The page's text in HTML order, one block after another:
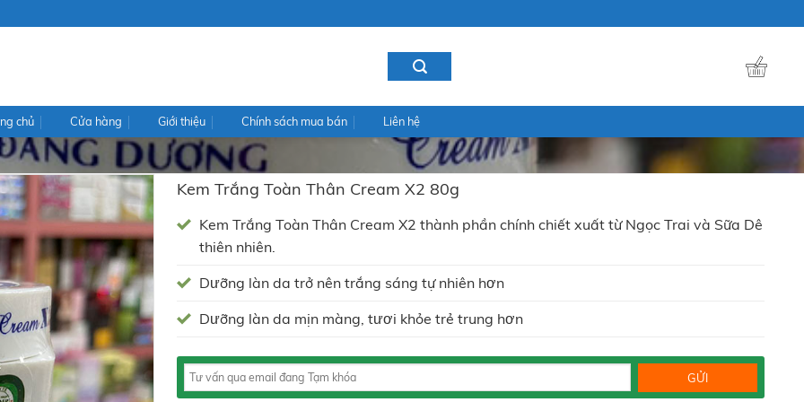
chủ Cửa hàng Giới thiệu Chính sách mua bán
Liên hệ
Kem Trắng Toàn Thân Cream X2 80g
Kem Trắng Toàn Thân Cream X2 thành phần chính chiết xuất từ Ngọc Trai và Sữa Dê
thiên nhiên.
Dưỡng làn da trở nên trắng sáng tự nhiên hơn
Dưỡng làn da mịn màng, tươi khỏe trẻ trung hơn